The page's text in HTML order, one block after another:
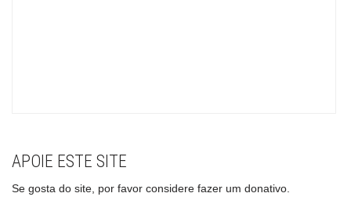
APOIE ESTE SITE
Se gosta do site, por favor considere fazer um donativo.